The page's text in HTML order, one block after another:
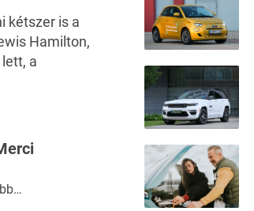
kétszer is a
Hamilton,
a